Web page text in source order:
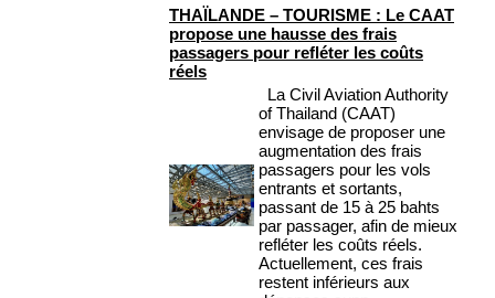
THAÏLANDE – TOURISME : Le CAAT
propose une hausse des frais
passagers pour refléter les coûts
réels
La Civil Aviation Authority
of Thailand (CAAT)
envisage de proposer une
augmentation des frais
passagers pour les vols
entrants et sortants,
passant de 15 à 25 bahts
par passager, afin de mieux
refléter les coûts réels.
Actuellement, ces frais
restent inférieurs aux